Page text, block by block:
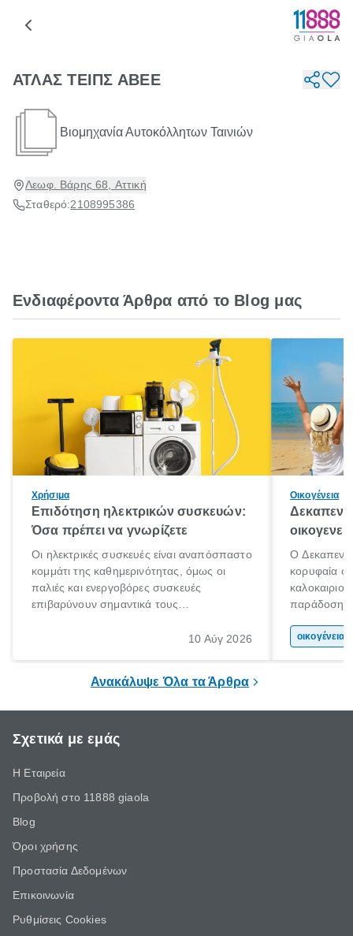
ΑΤΛΑΣ ΤΕΙΠΣ ΑΒΕΕ
Βιομηχανία Αυτοκόλλητων Ταινιών
Λεωφ. Βάρης 68, Αττική
Σταθερό:2108995386
Ενδιαφέροντα Άρθρα από το Blog μας
Χρήσιμα
Επιδότηση ηλεκτρικών συσκευών:
Όσα πρέπει να γνωρίζετε
Οι ηλεκτρικές συσκευές είναι αναπόσπαστο
κομμάτι της καθημερινότητας, όμως οι
παλιές και ενεργοβόρες συσκευές
επιβαρύνουν σημαντικά τους
Εδώ ακριβώς έρχεται να βοηθήσει η
καλύπτουν μέρος του κόστους
10 Αύγ 2026
Οικογένεια
Ο
κορυφαία
παράδοση με
χώρας. Είτε
Ανακάλυψε Όλα τα Άρθρα
Σχετικά με εμάς
Η Εταιρεία
Προβολή στο 11888 giaola
Blog
Όροι χρήσης
Προστασία Δεδομένων
Επικοινωνία
Ρυθμίσεις Cookies